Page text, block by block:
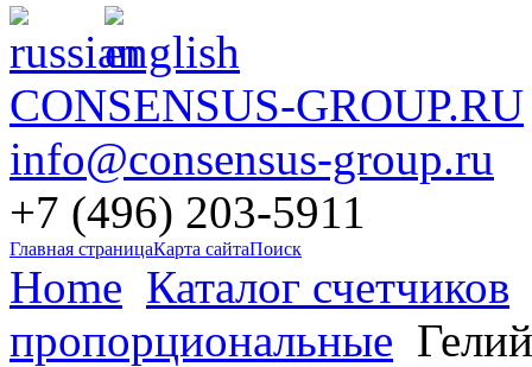
CONSENSUS-GROUP.RU
info@consensus-group.ru
+7 (496) 203-5911
Главная страницаКарта сайтаПоиск
Home Каталог счетчиков
пропорциональные